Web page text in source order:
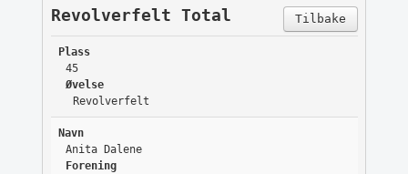
Tilbake
Revolverfelt Total
Plass
45
Øvelse
Revolverfelt
Navn
Anita Dalene
Forening